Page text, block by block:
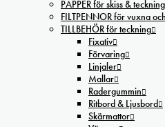
PAPPER för skiss & teckning
FILTPENNOR för vuxna
TILLBEHÖR för teckning
Fixativ
Förvaring
Linjaler
Mallar
Radergummin
Ritbord & Ljusbord
Skärmattor